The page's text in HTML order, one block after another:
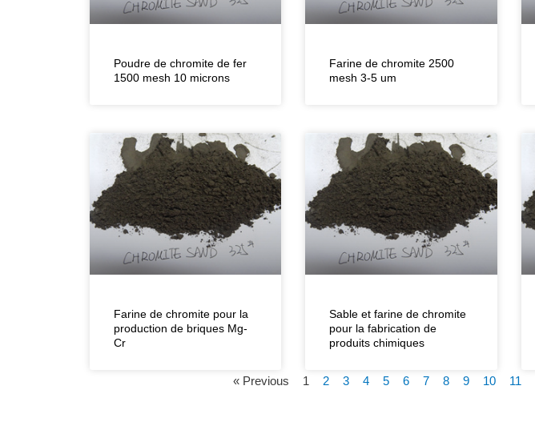
Poudre de chromite de fer
1500 mesh 10 microns
Farine de chromite 2500
mesh 3-5 um
Farine de chromite pour la
production de briques Mg-
Cr
Sable et farine de chromite
pour la fabrication de
produits chimiques
« Previous 1 2 3 4 5 6 7 8 9 10 11